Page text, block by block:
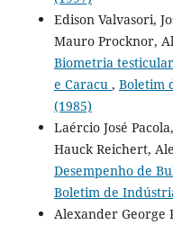
Edison Valvasori,
Mauro Procknor,
Biometria
e Caracu , Boletim
(1985)
Laércio José
Hauck Reichert,
Desempenho de
Boletim de
Alexander George